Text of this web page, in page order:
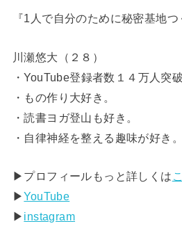
『1人で自分のために秘密基地つ
川瀬悠大（２８）
・YouTube登録者数１４万人突
・もの作り大好き。
・読書ヨガ登山も好き。
・自律神経を整える趣味が好き。
▶︎プロフィールもっと詳しくは
▶︎YouTube
▶︎ instagram